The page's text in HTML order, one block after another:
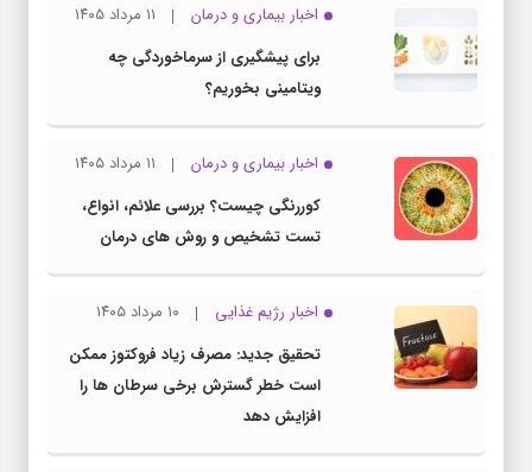
اخبار بیماری و درمان
۱۱ مرداد ۱۴۰۵
برای پیشگیری از سرماخوردگی چه
ویتامینی بخوریم؟
اخبار بیماری و درمان
۱۱ مرداد ۱۴۰۵
کوررنگی چیست؟ بررسی علائم، انواع،
تست تشخیص و روش های درمان
اخبار رژیم غذایی
۱۰ مرداد ۱۴۰۵
تحقیق جدید: مصرف زیاد فروکتوز ممکن
است خطر گسترش برخی سرطان ها را
افزایش دهد